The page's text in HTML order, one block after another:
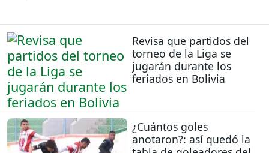
Revisa que partidos del
torneo de la Liga se
jugarán durante los
feriados en Bolivia
¿Cuántos goles
anotaron?: así quedó la